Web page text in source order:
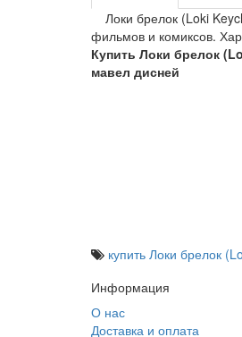
Локи брелок (Loki
фильмов и комиксов.
Купить Локи брелок
мавел дисней
купить Локи брелок
Информация
О нас
Доставка и оплата